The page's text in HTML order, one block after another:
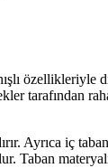
Ayrıca iç
Taban